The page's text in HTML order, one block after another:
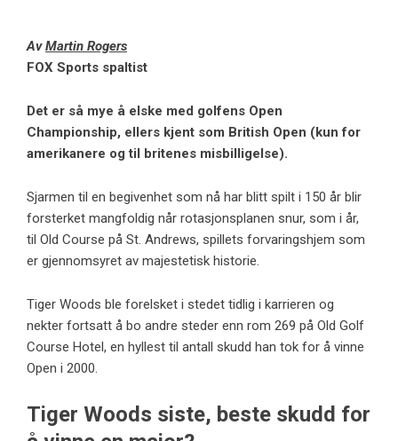
AvMartin Rogers
FOX Sports spaltist
Det er så mye å elske med golfens Open
Championship, ellers kjent som British Open (kun for
amerikanere og til britenes misbilligelse).
Sjarmen til en begivenhet som nå har blitt spilt i 150 år blir
forsterket mangfoldig når rotasjonsplanen snur, som i år,
til Old Course på St. Andrews, spillets forvaringshjem som
er gjennomsyret av majestetisk historie.
Tiger Woods ble forelsket i stedet tidlig i karrieren og
nekter fortsatt å bo andre steder enn rom 269 på Old Golf
Course Hotel, en hyllest til antall skudd han tok for å vinne
Open i 2000.
Tiger Woods siste, beste skudd for